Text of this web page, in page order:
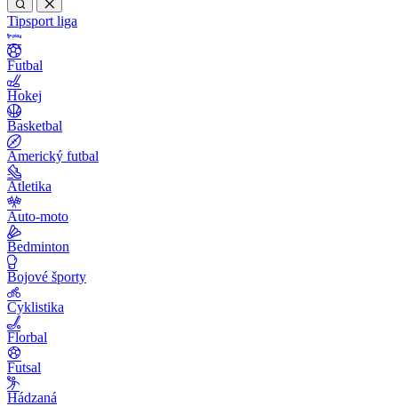
Tipsport liga
Futbal
Hokej
Basketbal
Americký futbal
Atletika
Auto-moto
Bedminton
Bojové športy
Cyklistika
Florbal
Futsal
Hádzaná